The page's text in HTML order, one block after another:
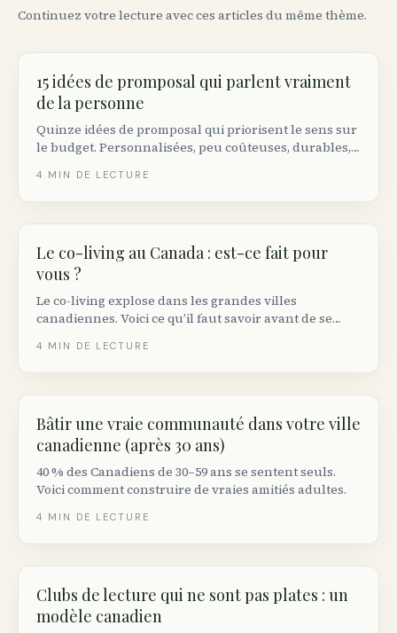
Continuez votre lecture avec ces articles du même thème.
15 idées de promposal qui parlent vraiment
de la personne
Quinze idées de promposal qui priorisent le sens sur
le budget. Personnalisées, peu coûteuses, durables,
4 MIN DE LECTURE
Le co-living au Canada : est-ce fait pour
vous ?
Le co-living explose dans les grandes villes
canadiennes. Voici ce qu’il faut savoir avant de se
4 MIN DE LECTURE
Bâtir une vraie communauté dans votre ville
canadienne (après 30 ans)
40 % des Canadiens de 30–59 ans se sentent seuls.
Voici comment construire de vraies amitiés adultes.
4 MIN DE LECTURE
Clubs de lecture qui ne sont pas plates : un
modèle canadien